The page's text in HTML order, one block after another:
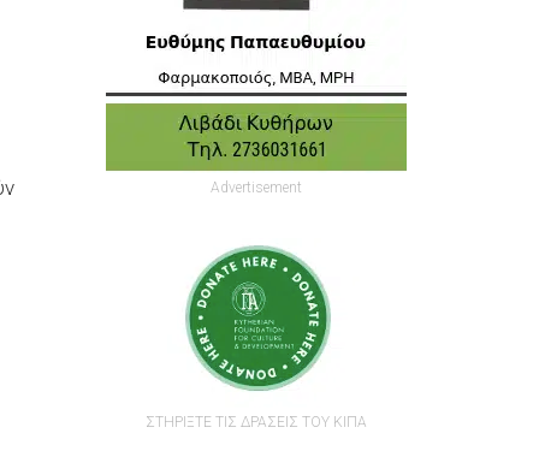
Advertisement
ΣΤΗΡΙΞΤΕ ΤΙΣ ΔΡΑΣΕΙΣ ΤΟΥ ΚΙΠΑ